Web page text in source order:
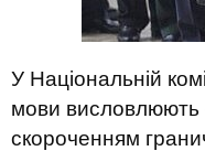
У Національній
мови висловлюють
скороченням